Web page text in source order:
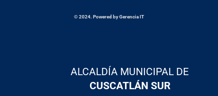
© 2024. Powered by Gerencia IT
ALCALDÍA MUNICIPAL DE
CUSCATLÁN SUR